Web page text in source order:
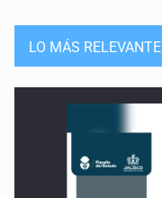
LO MÁS RELEVANTE